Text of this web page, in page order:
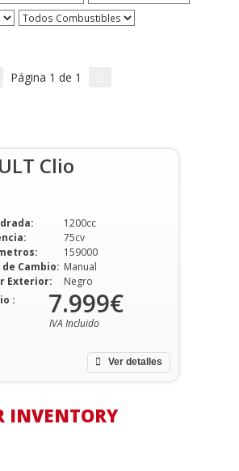
Página 1 de 1
Clio
1200cc
75cv
159000
de Cambio: Manual
Exterior:
Negro
Ver detalles
: 7.999€
IVA Incluido
INVENTORY